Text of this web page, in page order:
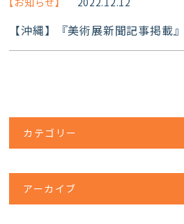
【沖縄】『美術展新聞記事掲載
カテゴリー
アーカイブ